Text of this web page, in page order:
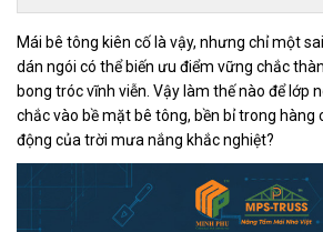
Mái bê tông kiên cố là vậy, nhưng chỉ một
dán ngói có thể biến ưu điểm vững chắc
bong tróc vĩnh viễn. Vậy làm thế nào để lớp
chắc vào bề mặt bê tông, bền bỉ trong
động của trời mưa nắng khắc nghiệt?